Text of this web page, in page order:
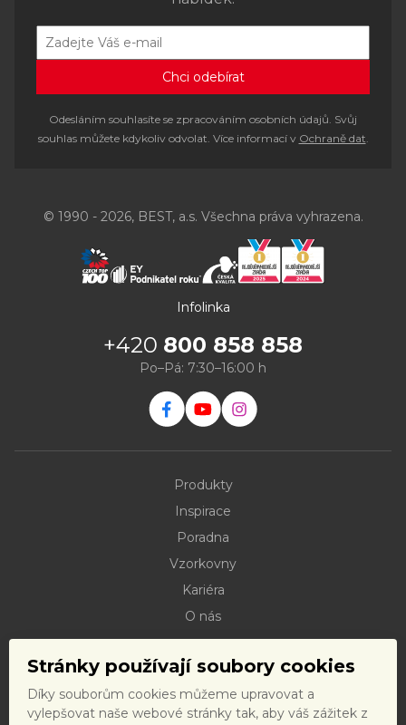
Stránky používají soubory cookies
Díky souborům cookies můžeme upravovat a
vylepšovat naše webové stránky tak, aby váš zážitek z
Odesláním souhlasíte se zpracováním osobních údajů. Svůj
souhlas můžete kdykoliv odvolat. Více informací v Ochraně dat.
© 1990 - 2026, BEST, a.s. Všechna práva vyhrazena.
Infolinka
+420 800 858 858
Po–Pá: 7:30–16:00 h
Produkty
Inspirace
Poradna
Vzorkovny
Kariéra
O nás
Dokumenty ke stažení
Doprava